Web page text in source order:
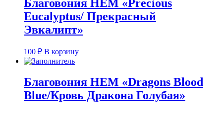
Благовония HEM «Precious
Eucalyptus/ Прекрасный
Эвкалипт»
100 ₽ В корзину
Благовония HEM «Dragons Blood
Blue/Кровь Дракона Голубая»